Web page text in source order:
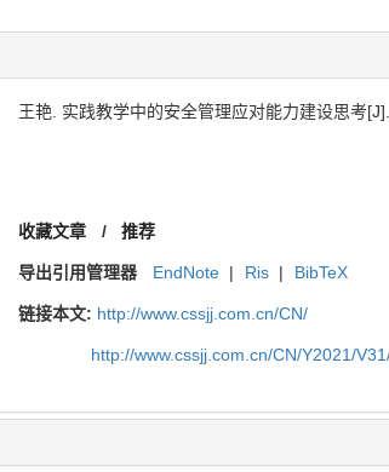
王艳. 实践教学中的安全管理应对能力建设思考
收藏文章 / 推荐
导出引用管理器 EndNote | Ris | BibTeX
链接本文: http://www.cssjj.com.cn/CN/
http://www.cssjj.com.cn/CN/Y2021/